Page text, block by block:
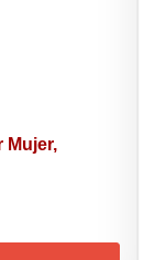
Mujer,